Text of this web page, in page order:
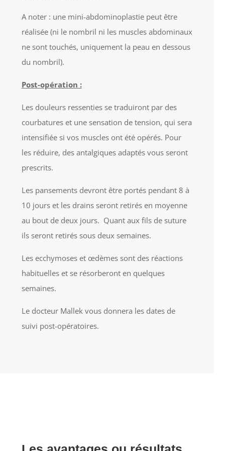
A noter : une mini-abdominoplastie peut être
réalisée (ni le nombril ni les muscles abdominaux
ne sont touchés, uniquement la peau en dessous
du nombril).
Post-opération :
Les douleurs ressenties se traduiront par des
courbatures et une sensation de tension, qui sera
intensifiée si vos muscles ont été opérés. Pour
les réduire, des antalgiques adaptés vous seront
prescrits.
Les pansements devront être portés pendant 8 à
10 jours et les drains seront retirés en moyenne
au bout de deux jours. Quant aux fils de suture
ils seront retirés sous deux semaines.
Les ecchymoses et œdèmes sont des réactions
habituelles et se résorberont en quelques
semaines.
Le docteur Mallek vous donnera les dates de
suivi post-opératoires.